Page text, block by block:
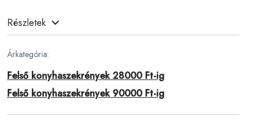
Részletek
Árkategória:
Felső konyhaszekrények 28000 Ft-ig
Felső konyhaszekrények 90000 Ft-ig